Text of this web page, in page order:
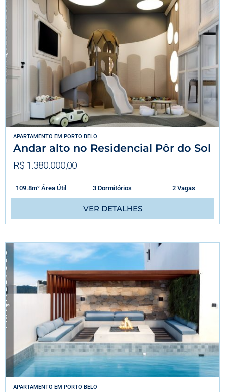
APARTAMENTO EM PORTO BELO
Andar alto no Residencial Pôr do Sol
R$ 1.380.000,00
109.8m² Área Útil 3 Dormitórios 2 Vagas
VER DETALHES
APARTAMENTO EM PORTO BELO